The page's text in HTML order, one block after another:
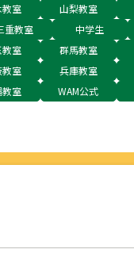
室 山梨教室
重教室 中学生
室 群馬教室
教室 兵庫教室
室 WAM公式